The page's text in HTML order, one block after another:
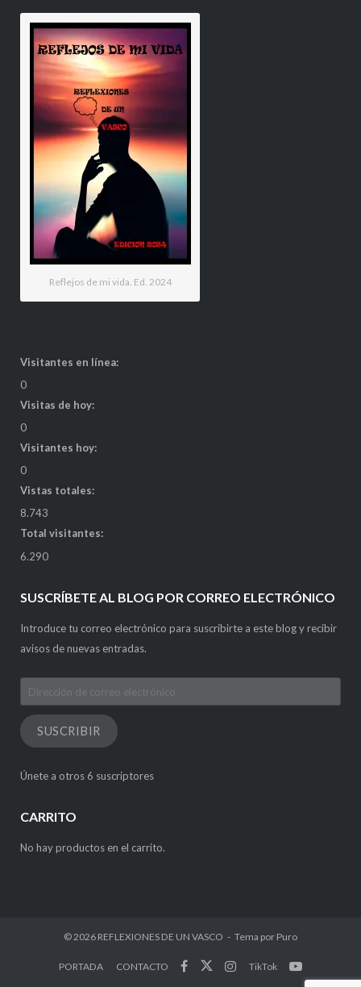
Reflejos de mi vida. Ed. 2024
Visitantes en línea:
0
Visitas de hoy:
0
Visitantes hoy:
0
Vistas totales:
8.743
Total visitantes:
6.290
SUSCRÍBETE AL BLOG POR CORREO ELECTRÓNICO
Introduce tu correo electrónico para suscribirte a este blog y recibir
avisos de nuevas entradas.
Dirección
de
correo
electrónico
SUSCRIBIR
Únete a otros 6 suscriptores
CARRITO
No hay productos en el carrito.
© 2026 REFLEXIONES DE UN VASCO Tema por Puro
PORTADA CONTACTO TikTok